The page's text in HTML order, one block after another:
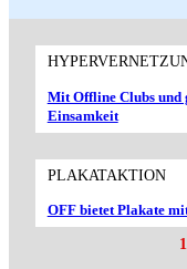
Mit Offline Clubs und
Einsamkeit
PLAKATAKTION
OFF bietet Plakate
1